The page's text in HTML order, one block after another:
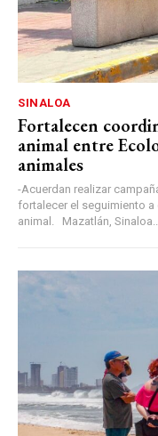
SINALOA
Fortalecen
animal entre
animales
-Acuerdan realizar
fortalecer el seguimiento
animal. Mazatlán,